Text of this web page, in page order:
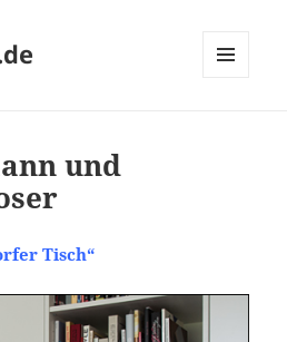
und
Tisch“